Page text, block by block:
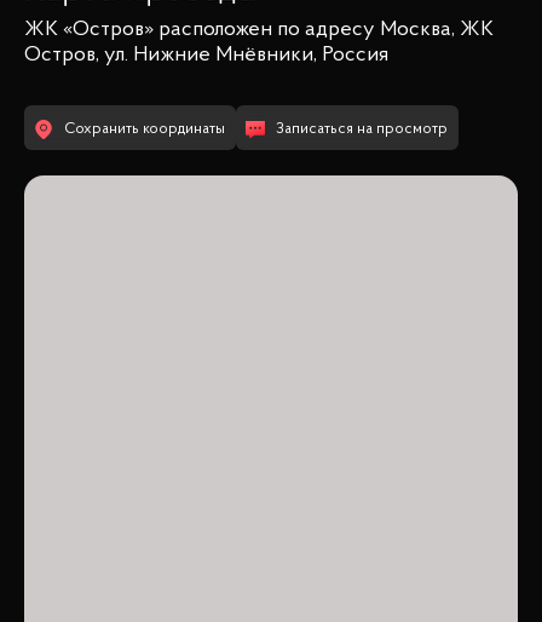
ЖК «Остров» расположен по адресу Москва, ЖК
Остров, ул. Нижние Мнёвники, Россия
Сохранить координаты Записаться на просмотр